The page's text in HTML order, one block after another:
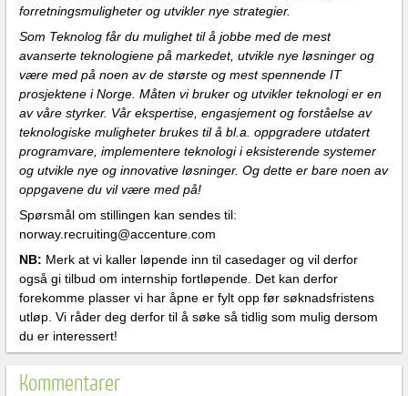
forretningsmuligheter og utvikler nye strategier.
Som Teknolog får du mulighet til å jobbe med de mest
avanserte teknologiene på markedet, utvikle nye løsninger og
være med på noen av de største og mest spennende IT
prosjektene i Norge. Måten vi bruker og utvikler teknologi er en
av våre styrker. Vår ekspertise, engasjement og forståelse av
teknologiske muligheter brukes til å bl.a. oppgradere utdatert
programvare, implementere teknologi i eksisterende systemer
og utvikle nye og innovative løsninger. Og dette er bare noen av
oppgavene du vil være med på!
Spørsmål om stillingen kan sendes til:
norway.recruiting@accenture.com
NB: Merk at vi kaller løpende inn til casedager og vil derfor
også gi tilbud om internship fortløpende. Det kan derfor
forekomme plasser vi har åpne er fylt opp før søknadsfristens
utløp. Vi råder deg derfor til å søke så tidlig som mulig dersom
du er interessert!
Kommentarer